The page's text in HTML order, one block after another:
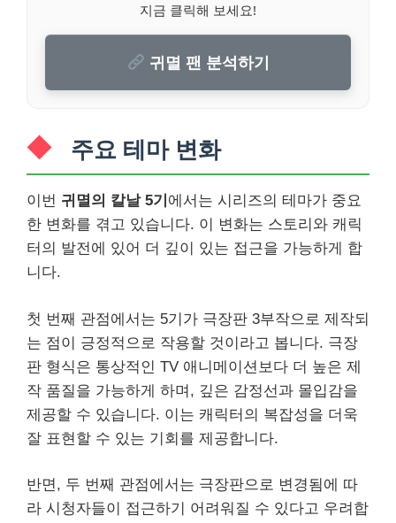
지금 클릭해 보세요!
귀멸 팬 분석하기
주요 테마 변화
이번 귀멸의 칼날 5기 에서는 시리즈의 테마가 중요
한 변화를 겪고 있습니다. 이 변화는 스토리와 캐릭
터의 발전에 있어 더 깊이 있는 접근을 가능하게 합
니다.
첫 번째 관점에서는 5기가 극장판 3부작으로 제작되
는 점이 긍정적으로 작용할 것이라고 봅니다. 극장
판 형식은 통상적인 TV 애니메이션보다 더 높은 제
작 품질을 가능하게 하며, 깊은 감정선과 몰입감을
제공할 수 있습니다. 이는 캐릭터의 복잡성을 더욱
잘 표현할 수 있는 기회를 제공합니다.
반면, 두 번째 관점에서는 극장판으로 변경됨에 따
라 시청자들이 접근하기 어려워질 수 있다고 우려합